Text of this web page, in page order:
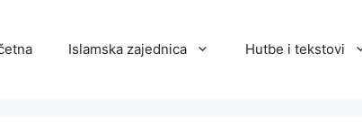
Islamska zajednica Hutbe i tekstovi